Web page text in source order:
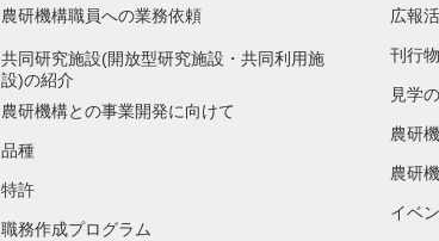
農研機構職員への業務依頼
共同研究施設(開放型研究施設・共同利用施
設)の紹介
農研機構との事業開発に向けて
品種
特許
職務作成プログラム
広報
刊行
見学
農研
農研
イベ